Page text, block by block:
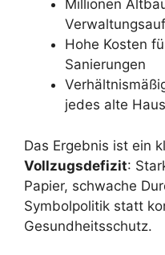
Millionen
Hohe Kosten
Sanierungen
jedes alte
Das Ergebnis ist ein
Vollzugsdefizit:
Papier, schwache
Symbolpolitik statt
Gesundheitsschutz.